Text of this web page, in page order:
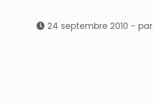
24 septembre 2010 - par